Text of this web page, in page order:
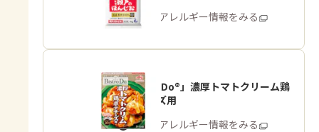
商品・アレルギー情報をみる
「Bistro Do®」濃厚トマトクリーム鶏
ポテチーズ用
商品・アレルギー情報をみる